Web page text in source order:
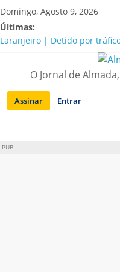
Saltar
para
conteúdo
Domingo, Agosto 9, 2026
Últimas:
Laranjeiro | Detido por
A “crise” da água em
Costa da Caparica | Polícia
irregularidades em
APA diz que falta de água
O Jornal de
Assinar Entrar
PUB